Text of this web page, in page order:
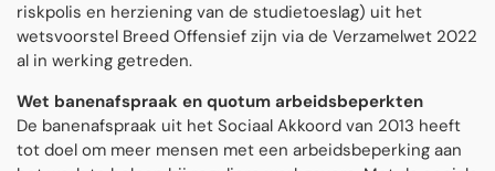
riskpolis en herziening van de studietoeslag) uit het
wetsvoorstel Breed Offensief zijn via de Verzamelwet 2022
al in werking getreden.
Wet banenafspraak en quotum arbeidsbeperkten
De banenafspraak uit het Sociaal Akkoord van 2013 heeft
tot doel om meer mensen met een arbeidsbeperking aan